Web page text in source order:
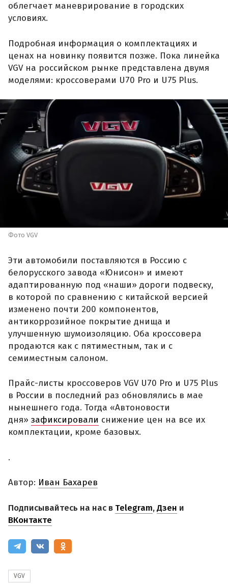
облегчает маневрирование в городских
условиях.
Подробная информация о комплектациях и
ценах на новинку появится позже. Пока линейка
VGV на российском рынке представлена двумя
моделями: кроссоверами U70 Pro и U75 Plus.
Фото VGV
Эти автомобили поставляются в Россию с
белорусского завода «Юнисон» и имеют
адаптированную под «наши» дороги подвеску,
в которой по сравнению с китайской версией
изменено почти 200 компонентов,
антикоррозийное покрытие днища и
улучшенную шумоизоляцию. Оба кроссовера
продаются как с пятиместным, так и с
семиместным салоном.
Прайс-листы кроссоверов VGV U70 Pro и U75 Plus
в России в последний раз обновлялись в мае
нынешнего года. Тогда «Автоновости
дня» зафиксировали снижение цен на все их
комплектации, кроме базовых.
.
Автор: Иван Бахарев
Подписывайтесь на нас в Telegram,Дзен и
ВКонтакте
VGV